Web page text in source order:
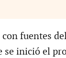
con fuentes
se inició el